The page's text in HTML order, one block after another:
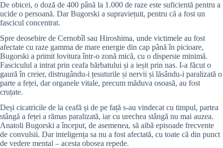
De obicei, o doză de 400 până la 1.000 de raze este suficientă pentru a
ucide o persoană. Dar Bugorski a supraviețuit, pentru că a fost un
fascicul concentrat.
Spre deosebire de Cernobîl sau Hiroshima, unde victimele au fost
afectate cu raze gamma de mare energie din cap până în picioare,
Bugorski a primit lovitura într-o zonă mică, cu o dispersie minimă.
Fasciculul a intrat prin ceafa bărbatului și a ieșit prin nas. I-a făcut o
gaură în creier, distrugându-i țesuturile și nervii și lăsându-i paralizată o
parte a feței, dar organele vitale, precum măduva osoasă, au fost
cruțate.
Deși cicatricile de la ceafă și de pe față s-au vindecat cu timpul, partea
stângă a feței a rămas paralizată, iar cu urechea stângă nu mai auzea.
Anatoli Bugorski a început, de asemenea, să aibă episoade frecvente
de convulsii. Dar inteligența sa nu a fost afectată, cu toate că din punct
de vedere mental – acesta obosea repede.